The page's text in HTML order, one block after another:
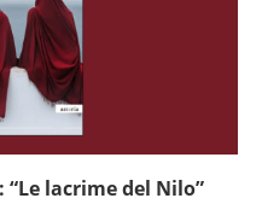
lacrime del Nilo”